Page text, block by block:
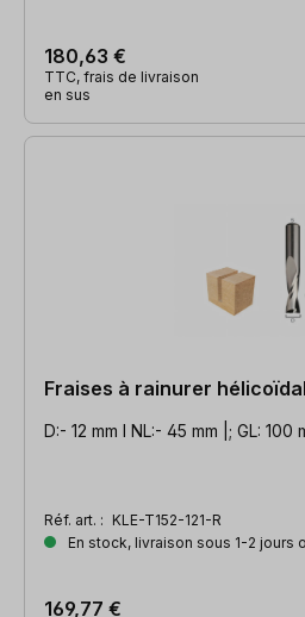
180,63 €
TTC, frais de livraison
en sus
Fraises à rainurer
D:- 12 mm l NL:- 45 mm |; GL: 100
Réf. art. : KLE-T152-121-R
En stock, livraison sous 1-2 jours
169,77 €